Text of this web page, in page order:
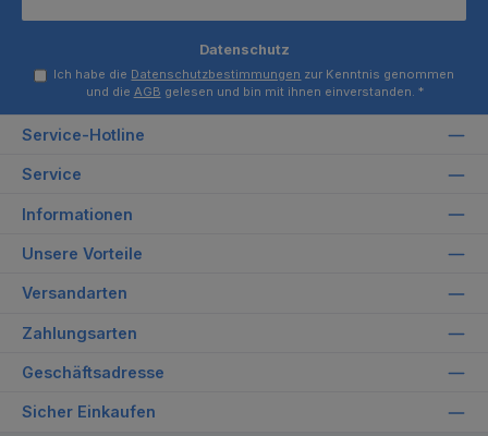
Datenschutz
Ich habe die Datenschutzbestimmungen zur Kenntnis genommen
und die AGB gelesen und bin mit ihnen einverstanden. *
Service-Hotline
Service
Informationen
Unsere Vorteile
Versandarten
Zahlungsarten
Geschäftsadresse
Sicher Einkaufen